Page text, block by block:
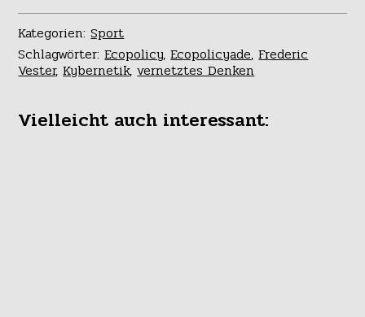
Kategorien:Sport
Schlagwörter:Ecopolicy,Ecopolicyade,Frederic
Vester,Kybernetik,vernetztes Denken
Vielleicht auch interessant: